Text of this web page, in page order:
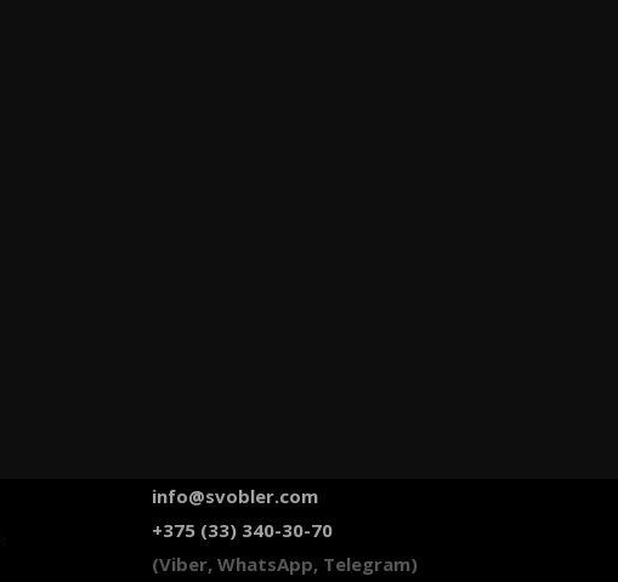
info@svobler.com
+375 (33) 340-30-70
(Viber, WhatsApp, Telegram)